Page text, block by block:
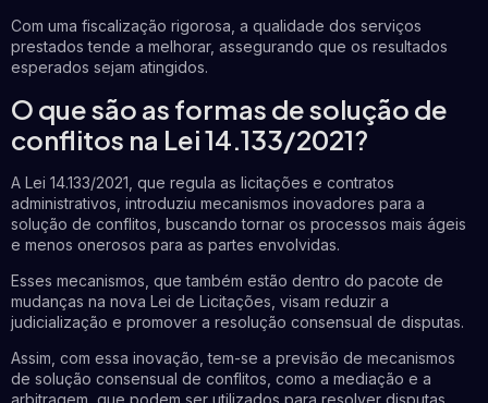
Com uma fiscalização rigorosa, a qualidade dos serviços
prestados tende a melhorar, assegurando que os resultados
esperados sejam atingidos.
O que são as formas de solução de
conflitos na Lei 14.133/2021?
A Lei 14.133/2021, que regula as licitações e contratos
administrativos, introduziu mecanismos inovadores para a
solução de conflitos, buscando tornar os processos mais ágeis
e menos onerosos para as partes envolvidas.
Esses mecanismos, que também estão dentro do pacote de
mudanças na nova Lei de Licitações, visam reduzir a
judicialização e promover a resolução consensual de disputas.
Assim, com essa inovação, tem-se a previsão de mecanismos
de solução consensual de conflitos, como a mediação e a